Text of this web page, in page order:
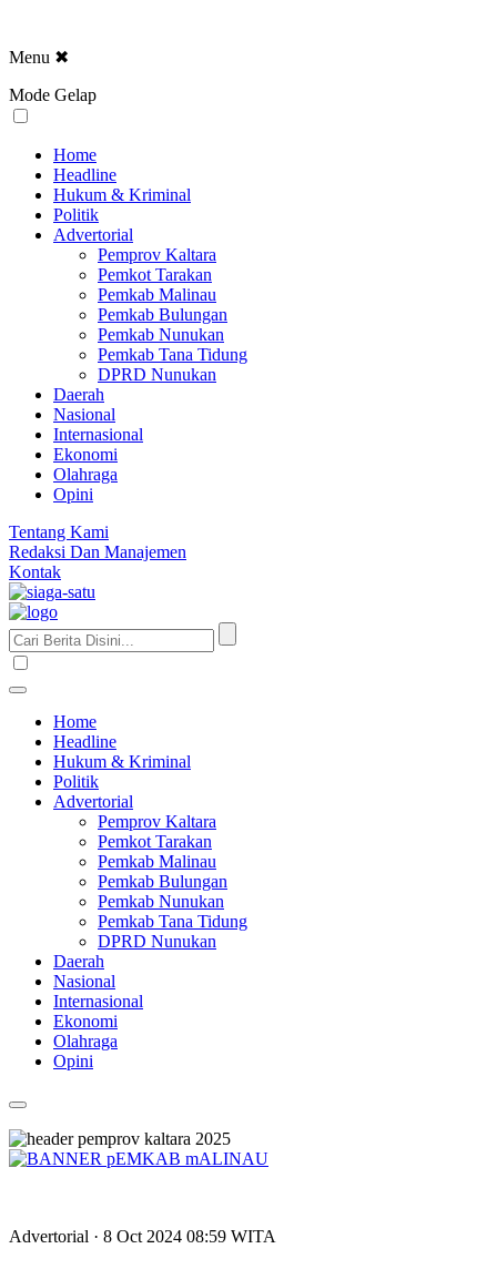
Menu ✖
Mode Gelap
Home
Headline
Hukum & Kriminal
Politik
Advertorial
Pemprov Kaltara
Pemkot Tarakan
Pemkab Malinau
Pemkab Bulungan
Pemkab Nunukan
Pemkab Tana Tidung
DPRD Nunukan
Daerah
Nasional
Internasional
Ekonomi
Olahraga
Opini
Tentang Kami
Redaksi Dan Manajemen
Kontak
Home
Headline
Hukum & Kriminal
Politik
Advertorial
Pemprov Kaltara
Pemkot Tarakan
Pemkab Malinau
Pemkab Bulungan
Pemkab Nunukan
Pemkab Tana Tidung
DPRD Nunukan
Daerah
Nasional
Internasional
Ekonomi
Olahraga
Opini
Advertorial · 8 Oct 2024 08:59 WITA